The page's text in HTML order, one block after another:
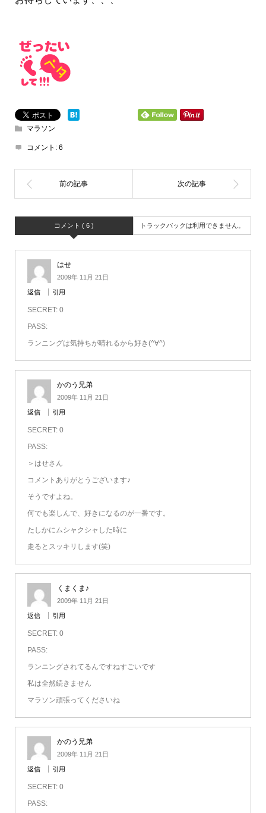
マラソン
コメント: 6
コメント ( 6 ) トラックバックは利用できません。
はせ
2009年 11月 21日
返信 引用
SECRET: 0
PASS:
ランニングは気持ちが晴れるから好き(^∀^)
かのう兄弟
2009年 11月 21日
返信 引用
SECRET: 0
PASS:
＞はせさん
コメントありがとうございます♪
そうですよね。
何でも楽しんで、好きになるのが一番です。
たしかにムシャクシャした時に
走るとスッキリします(笑)
くまくま♪
2009年 11月 21日
返信 引用
SECRET: 0
PASS:
ランニングされてるんですねすごいです
私は全然続きません
マラソン頑張ってくださいね
かのう兄弟
2009年 11月 21日
返信 引用
SECRET: 0
PASS: